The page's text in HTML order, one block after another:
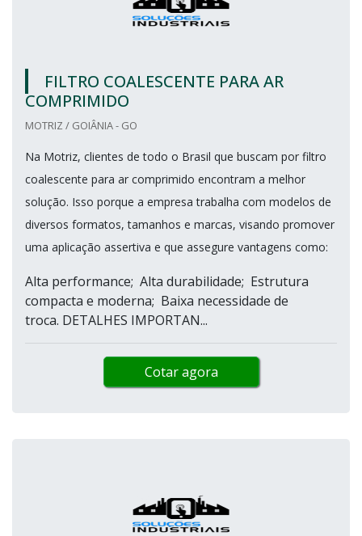
FILTRO COALESCENTE PARA AR
COMPRIMIDO
MOTRIZ / GOIÂNIA - GO
Na Motriz, clientes de todo o Brasil que buscam por filtro
coalescente para ar comprimido encontram a melhor
solução. Isso porque a empresa trabalha com modelos de
diversos formatos, tamanhos e marcas, visando promover
uma aplicação assertiva e que assegure vantagens como:
Alta performance; Alta durabilidade; Estrutura
compacta e moderna; Baixa necessidade de
troca. DETALHES IMPORTAN...
Cotar agora